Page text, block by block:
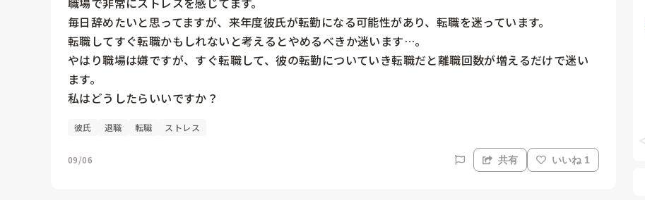
毎日辞めたいと思ってますが、来年度彼氏が転勤になる可能性があり、転職を迷っています。
転職してすぐ転職かもしれないと考えるとやめるべきか迷います…。
やはり職場は嫌ですが、すぐ転職して、彼の転勤についていき転職だと離職回数が増えるだけで迷い
ます。
私はどうしたらいいですか？
彼氏 退職 転職 ストレス
09/06 共有 いいね 1